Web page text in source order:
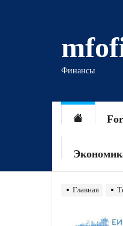
Финансы
Главная